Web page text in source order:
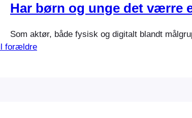
og analog. Men det kræver, at personalet er
Har børn og unge det værre
Som aktør, både fysisk og digitalt blandt
forældre